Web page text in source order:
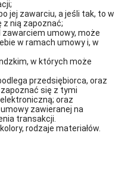
jej zawarciu, a jeśli tak, to w
nią zapoznać;
umowy, może
w ramach umowy i, w
w których może
przedsiębiorca, oraz
się z tymi
oraz
zawieranej na
transakcji.
rodzaje materiałów.